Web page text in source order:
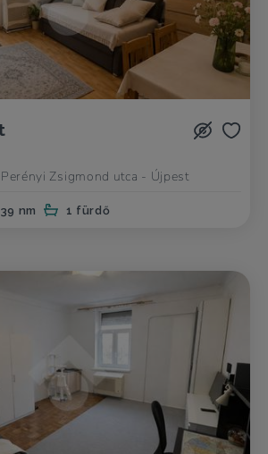
Zsigmond utca - Újpest
39 nm 1 fürdő